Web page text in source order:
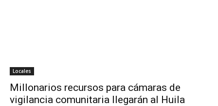
Locales
Millonarios recursos para cámaras de
vigilancia comunitaria llegarán al Huila